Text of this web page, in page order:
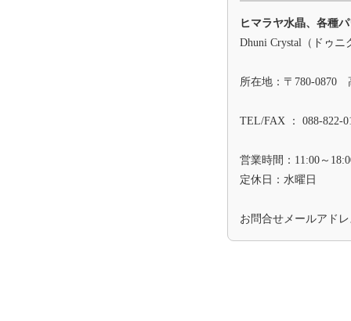
ヒマラヤ水晶、各種
Dhuni Crystal（ドゥニ
所在地：〒780-0870
TEL/FAX ： 088-822-
営業時間：11:00～
定休日：水曜日
お問合せメールアド